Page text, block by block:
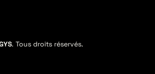
. Tous droits réservés.